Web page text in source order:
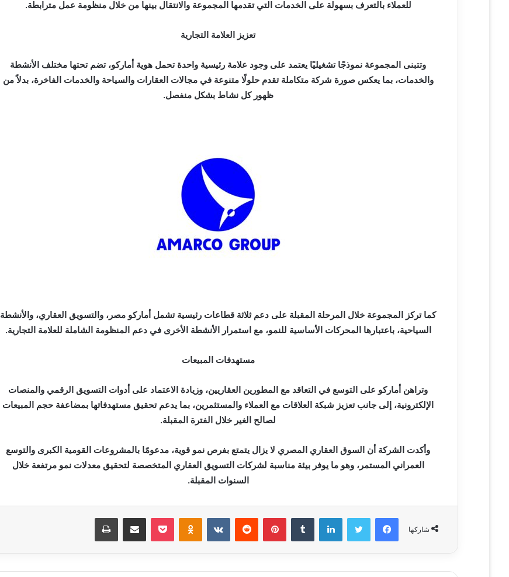
للعملاء بالتعرف بسهولة على الخدمات التي تقدمها المجموعة والانتقال بينها من خلال منظومة عمل مترابطة.
تعزيز العلامة التجارية
وتتبنى المجموعة نموذجًا تشغيليًا يعتمد على وجود علامة رئيسية واحدة تحمل هوية أماركو، تضم تحتها مختلف الأنشطة
والخدمات، بما يعكس صورة شركة متكاملة تقدم حلولًا متنوعة في مجالات العقارات والسياحة والخدمات الفاخرة، بدلاً من
ظهور كل نشاط بشكل منفصل.
كما تركز المجموعة خلال المرحلة المقبلة على دعم ثلاثة قطاعات رئيسية تشمل أماركو مصر، والتسويق العقاري، والأنشطة
السياحية، باعتبارها المحركات الأساسية للنمو، مع استمرار الأنشطة الأخرى في دعم المنظومة الشاملة للعلامة التجارية.
مستهدفات المبيعات
وتراهن أماركو على التوسع في التعاقد مع المطورين العقاريين، وزيادة الاعتماد على أدوات التسويق الرقمي والمنصات
الإلكترونية، إلى جانب تعزيز شبكة العلاقات مع العملاء والمستثمرين، بما يدعم تحقيق مستهدفاتها بمضاعفة حجم المبيعات
لصالح الغير خلال الفترة المقبلة.
وأكدت الشركة أن السوق العقاري المصري لا يزال يتمتع بفرص نمو قوية، مدعومًا بالمشروعات القومية الكبرى والتوسع
العمراني المستمر، وهو ما يوفر بيئة مناسبة لشركات التسويق العقاري المتخصصة لتحقيق معدلات نمو مرتفعة خلال
السنوات المقبلة.
شاركها
فيسبوك تويتر لينكدإن ‏Tumblr بينتيريست ‏Reddit
‏VKontakte
Odnoklassniki بوكيت مشاركة عبر البريد طباعة